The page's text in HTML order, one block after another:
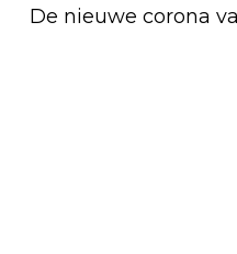
De nieuwe corona